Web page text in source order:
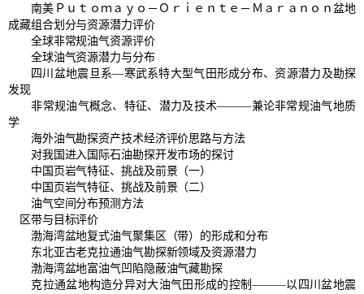
南美Ｐｕｔｏｍａｙｏ－Ｏｒｉｅｎｔｅ－Ｍａｒａｎｏｎ盆地
成藏组合划分与资源潜力评价
全球非常规油气资源评价
全球油气资源潜力与分布
四川盆地震旦系—寒武系特大型气田形成分布、资源潜力及勘探
发现
非常规油气概念、特征、潜力及技术———兼论非常规油气地质
学
海外油气勘探资产技术经济评价思路与方法
对我国进入国际石油勘探开发市场的探讨
中国页岩气特征、挑战及前景（一）
中国页岩气特征、挑战及前景（二）
油气空间分布预测方法
区带与目标评价
渤海湾盆地复式油气聚集区（带）的形成和分布
东北亚古老克拉通油气勘探新领域及资源潜力
渤海湾盆地富油气凹陷隐蔽油气藏勘探
克拉通盆地构造分异对大油气田形成的控制———以四川盆地震